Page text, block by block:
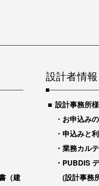
（建
設計者情報
設計事務所
お申込み
申込みと
業務カル
PUBDIS
(設計事務